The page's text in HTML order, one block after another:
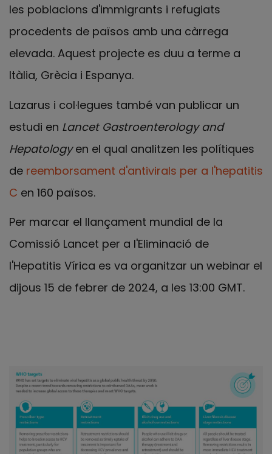
les poblacions d'immigrants i refugiats
procedents de països amb una càrrega
elevada. Aquest projecte es duu a terme a
Itàlia, Grècia i Espanya.
Lazarus i col·legues també van publicar un
estudi en Lancet Gastroenterology and
Hepatologyen el qual analitzen les polítiques
de reemborsament d'antivirals per a l'hepatitis
C en 160 països.
Per marcar el llançament mundial de la
Comissió Lancet per a l'Eliminació de
l'Hepatitis Vírica es va organitzar un webinar el
dijous 15 de febrer de 2024, a les 13:00 GMT.